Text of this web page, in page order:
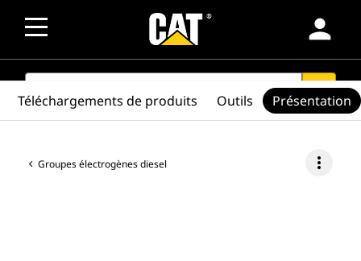
person
SEARCH search
Groupes électrogènes diesel more_vert
Téléchargements de produits Outils Présentation